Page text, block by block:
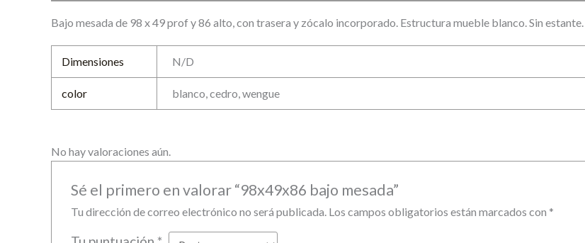
Bajo mesada de 98 x 49 prof y 86 alto, con trasera y zócalo incorporado. Estructura mueble blanco. Sin
Dimensiones N/D
color blanco, cedro, wengue
No hay valoraciones aún.
Sé el primero en valorar “98x49x86 bajo mesada”
Tu dirección de correo electrónico no será publicada. Los campos obligatorios están marcados con *